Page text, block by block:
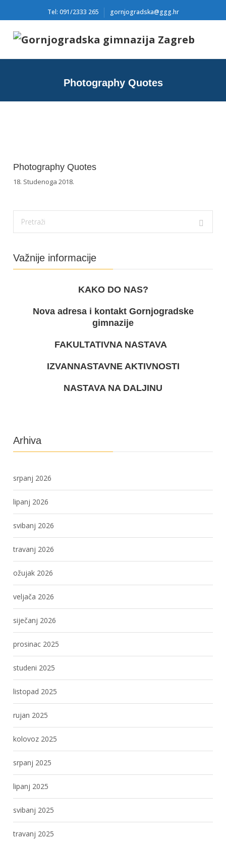
Tel: 091/2333 265 gornjogradska@ggg.hr
Photography Quotes
Photography Quotes
18. Studenoga 2018.
Važnije informacije
KAKO DO NAS?
Nova adresa i kontakt Gornjogradske
gimnazije
FAKULTATIVNA NASTAVA
IZVANNASTAVNE AKTIVNOSTI
NASTAVA NA DALJINU
Arhiva
srpanj 2026
lipanj 2026
svibanj 2026
travanj 2026
ožujak 2026
veljača 2026
siječanj 2026
prosinac 2025
studeni 2025
listopad 2025
rujan 2025
kolovoz 2025
srpanj 2025
lipanj 2025
svibanj 2025
travanj 2025